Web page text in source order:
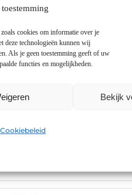
cookies om informatie over je
deze technologieën kunnen wij
Als je geen toestemming geeft of uw
functies en mogelijkheden.
Bekijk
Cookiebeleid
en traditionele
af?